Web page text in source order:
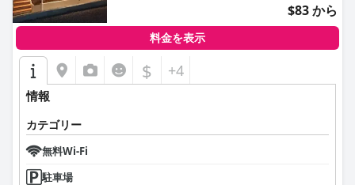
$83 から
料金を表示
$ +4
情報
カテゴリー
無料Wi-Fi
駐車場